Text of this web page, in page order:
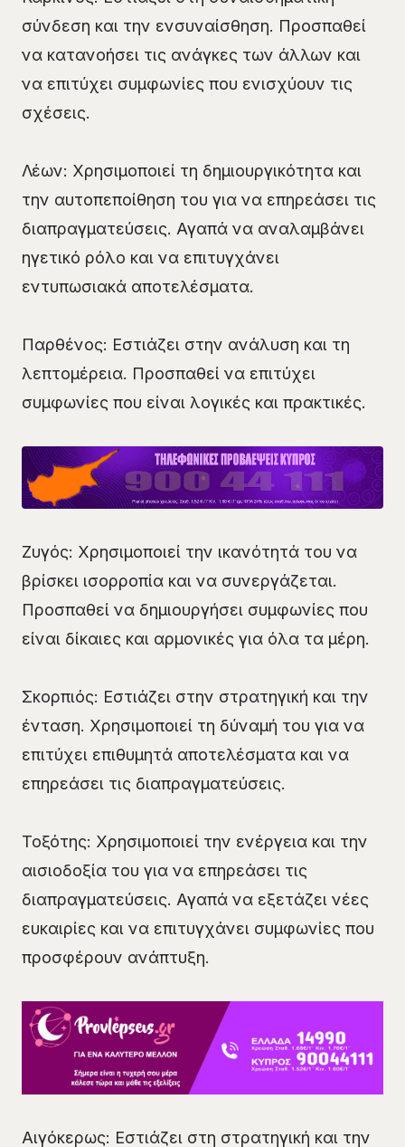
σύνδεση και την ενσυναίσθηση. Προσπαθεί
να κατανοήσει τις ανάγκες των άλλων και
να επιτύχει συμφωνίες που ενισχύουν τις
σχέσεις.
Λέων: Χρησιμοποιεί τη δημιουργικότητα και
την αυτοπεποίθηση του για να επηρεάσει τις
διαπραγματεύσεις. Αγαπά να αναλαμβάνει
ηγετικό ρόλο και να επιτυγχάνει
εντυπωσιακά αποτελέσματα.
Παρθένος: Εστιάζει στην ανάλυση και τη
λεπτομέρεια. Προσπαθεί να επιτύχει
συμφωνίες που είναι λογικές και πρακτικές.
Ζυγός: Χρησιμοποιεί την ικανότητά του να
βρίσκει ισορροπία και να συνεργάζεται.
Προσπαθεί να δημιουργήσει συμφωνίες που
είναι δίκαιες και αρμονικές για όλα τα μέρη.
Σκορπιός: Εστιάζει στην στρατηγική και την
ένταση. Χρησιμοποιεί τη δύναμή του για να
επιτύχει επιθυμητά αποτελέσματα και να
επηρεάσει τις διαπραγματεύσεις.
Τοξότης: Χρησιμοποιεί την ενέργεια και την
αισιοδοξία του για να επηρεάσει τις
διαπραγματεύσεις. Αγαπά να εξετάζει νέες
ευκαιρίες και να επιτυγχάνει συμφωνίες που
προσφέρουν ανάπτυξη.
Αιγόκερως: Εστιάζει στη στρατηγική και την